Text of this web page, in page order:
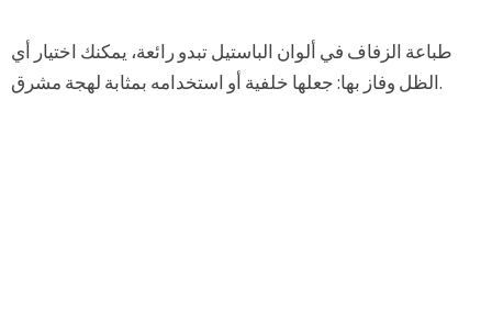
طباعة الزفاف في ألوان الباستيل تبدو رائعة، يمكنك اختيار أي
الظل وفاز بها: جعلها خلفية أو استخدامه بمثابة لهجة مشرق.